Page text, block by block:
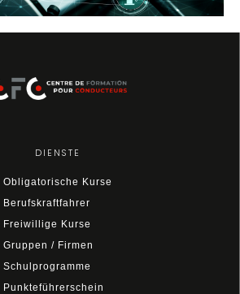
DIENSTE
Obligatorische Kurse
Berufskraftfahrer
Freiwillige Kurse
Gruppen / Firmen
Schulprogramme
Punkteführerschein